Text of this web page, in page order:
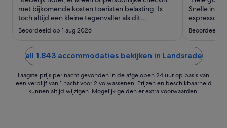
tot
met bijkomende kosten toeristen belasting. Is
toch altijd een kleine tegenvaller als dit
vantevoren niet is aangegeven"
Beoordeeld op 1 aug 2026
Snelle
uitchecken
Beoordeeld
all 1.843 accommodaties bekijken in Landsrade
Laagste prijs per nacht gevonden in de afgelopen 24 uur op basis van
een verblijf van 1 nacht voor 2 volwassenen. Prijzen en beschikbaarheid
kunnen altijd wijzigen. Mogelijk gelden er extra voorwaarden.